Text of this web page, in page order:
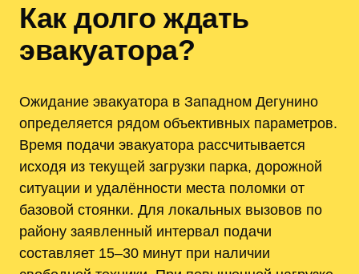
Как долго ждать
эвакуатора?
Ожидание эвакуатора в Западном Дегунино
определяется рядом объективных параметров.
Время подачи эвакуатора рассчитывается
исходя из текущей загрузки парка, дорожной
ситуации и удалённости места поломки от
базовой стоянки. Для локальных вызовов по
району заявленный интервал подачи
составляет 15–30 минут при наличии